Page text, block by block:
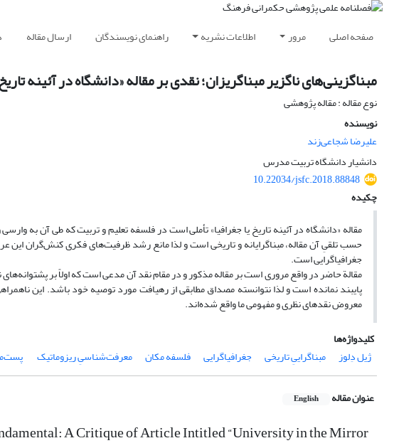
صفحه اصلی مرور اطلاعات نشریه راهنمای نویسندگان ارسال مقاله
مبناگزینی‌های ناگزیر مبناگریزان؛ نقدی بر مقاله «دانشگاه در آئینه
نوع مقاله : مقاله پژوهشی
نویسنده
علیرضا شجاعی‌زند
دانشیار دانشگاه تربیت مدرس
10.22034/jsfc.2018.88848
چکیده
مقاله «دانشگاه در آئینه تاریخ یا جغرافیا» تأملی است در فلسفه ‌تعلیم و تربیت که طی آن به
حسب تلقیِ آن مقاله، مبناگرایانه و تاریخی است و لذا مانع رشد ظرفیت‌های فکری کنش‌گران این
جغرافیاگرایی است.
مقالة حاضر در واقع مروری است بر مقاله ‌مذکور و در مقام نقد آن مدعی است که اولاً بر
پایبند نمانده است و لذا نتوانسته مصداق مطابقی از رهیافت مورد توصیه خود باشد. این
معروض نقد‌های نظری و مفهومی ما واقع شده‌اند.
کلیدواژه‌ها
ژیل دِلوز
مبناگراییِ تاریخی جغرافیاگرایی فلسفه مکان معرفت‌شناسیِ ریزوماتیک
عنوان مقاله English
A Critique of Article Intitled “University in the Mirror